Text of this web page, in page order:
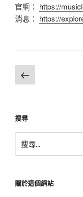
官網： https://
消息： https://
文
章
頁
上
一
搜尋
尋
字:
關於這個網站